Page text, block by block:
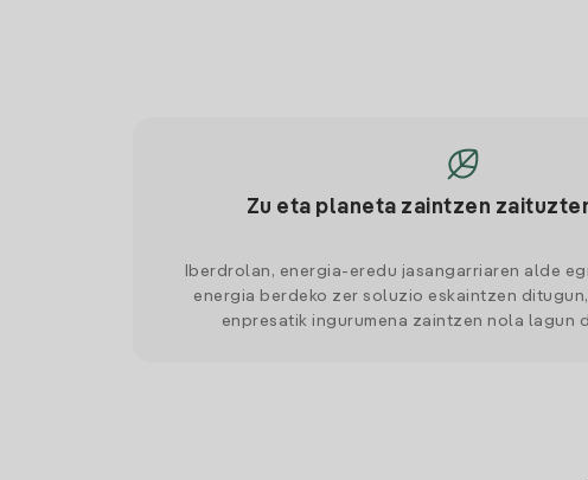
Zu eta planeta zaintzen
Iberdrolan, energia-eredu jasangarriaren alde
energia berdeko zer soluzio eskaintzen
enpresatik ingurumena zaintzen nola lagun